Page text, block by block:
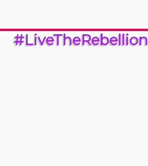
#LiveTheRebellion